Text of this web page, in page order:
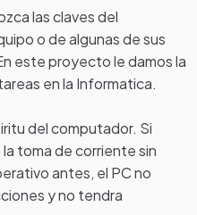
las claves del
o de algunas de sus
este proyecto le damos la
en la Informatica.
del computador. Si
toma de corriente sin
antes, el PC no
y no tendra